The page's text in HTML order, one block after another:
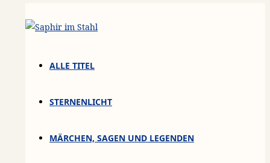
ALLE TITEL
STERNENLICHT
MÄRCHEN, SAGEN UND LEGENDEN